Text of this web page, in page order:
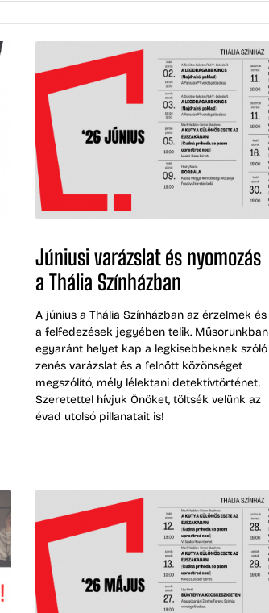
Júniusi varázslat és nyomozás
a Thália Színházban
A június a Thália Színházban az érzelmek és
a felfedezések jegyében telik. Műsorunkban
egyaránt helyet kap a legkisebbeknek szóló
zenés varázslat és a felnőtt közönséget
megszólító, mély lélektani detektívtörténet.
Szeretettel hívjuk Önöket, töltsék velünk az
évad utolsó pillanatait is!